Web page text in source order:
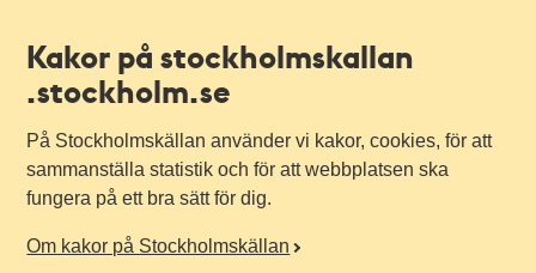
Kakor på stockholmskallan
.stockholm.se
På Stockholmskällan använder vi kakor, cookies, för att
sammanställa statistik och för att webbplatsen ska
fungera på ett bra sätt för dig.
Om kakor på Stockholmskällan